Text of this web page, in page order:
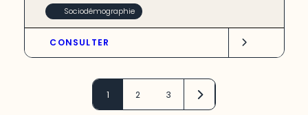
Sociodémographie
CONSULTER
1 2 3